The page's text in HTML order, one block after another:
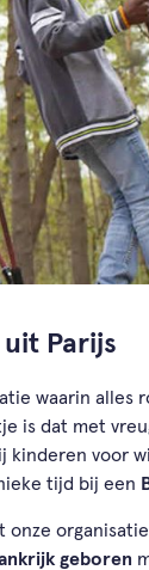
Parijs
waarin alles
is dat met
kinderen voor
tijd bij een
geboren